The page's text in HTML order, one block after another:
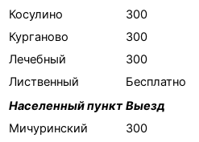
Косулино
300
Курганово
300
Лечебный
300
Лиственный
Бесплатно
Населенный пункт Выезд
Мичуринский
300